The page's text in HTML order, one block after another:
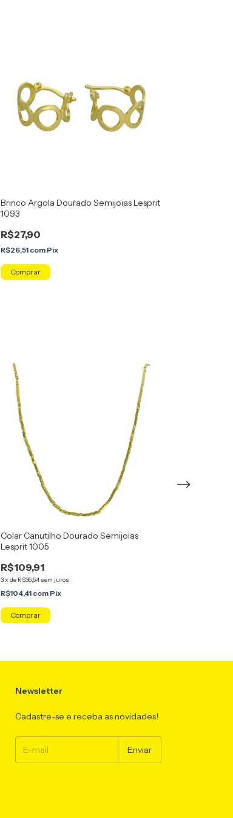
Brinco Argola Dourado Semijoias Lesprit
1093
R$27,90
R$26,51 com Pix
Colar Canutilho Dourado Semijoias
Lesprit 1005
R$109,91
3x de R$36,64 sem juros
R$104,41 com Pix
Newsletter
Cadastre-se e receba as novidades!